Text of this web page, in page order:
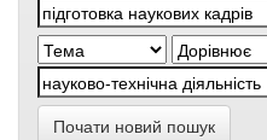
Почати новий пошук